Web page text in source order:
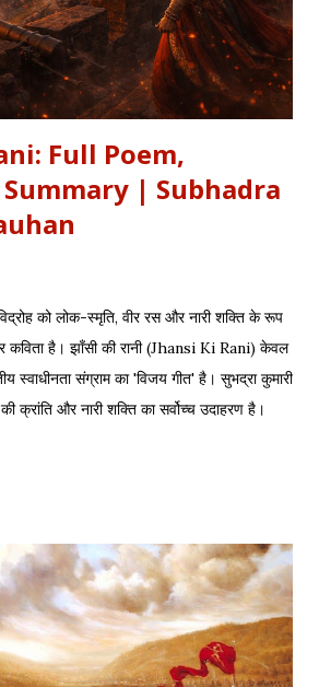
Full Poem,
| Subhadra
को लोक-स्मृति, वीर रस और नारी शक्ति के रूप
कविता है। झाँसी की रानी (Jhansi Ki Rani) केवल
स्वाधीनता संग्राम का 'विजय गीत' है। सुभद्रा कुमारी
क्रांति और नारी शक्ति का सर्वोच्च उदाहरण है।
और इतिहास बदल दिया, ठीक वैसे ही जैसे हमने कुछ
में पढ़ा है। Exam Relevance (UPSC / NET
का स्वतंत्रता संग्राम (History) साहित्य: वीर रस
(Hindi Literature) महत्व: ...